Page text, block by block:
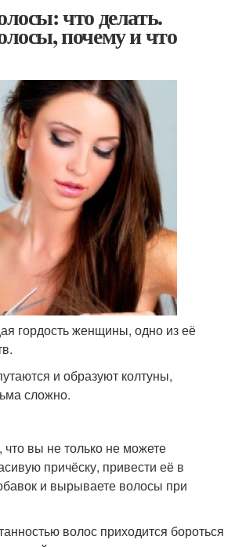
что делать.
почему и что
гордость женщины, одно из её
и образуют колтуны,
сложно.
вы не только не можете
причёску, привести её в
и вырываете волосы при
волос приходится бороться